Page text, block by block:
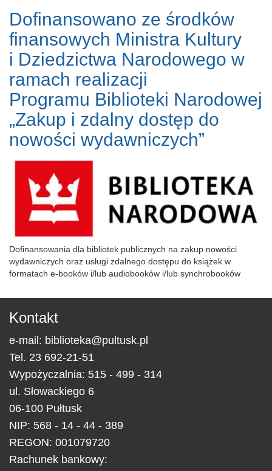
Dofinansowano ze środków
finansowych Ministra Kultury
i Dziedzictwa Narodowego w
ramach realizacji
Programu Biblioteki Narodowej
„Zakup i zdalny dostęp do
nowości wydawniczych”
Dofinansowania dla bibliotek publicznych na zakup nowości
wydawniczych oraz usługi zdalnego dostępu do książek w
formatach e-booków i/lub audiobooków i/lub synchrobooków
Kontakt
e-mail: biblioteka@pultusk.pl
Tel. 23 692-21-51
Wypożyczalnia: 515 - 499 - 314
ul. Słowackiego 6
06-100 Pułtusk
NIP: 568 - 14 - 44 - 389
REGON: 001079720
Rachunek bankowy: